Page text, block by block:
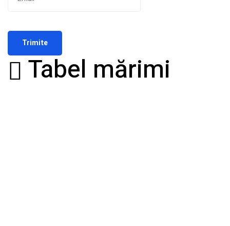
Tabel mărimi